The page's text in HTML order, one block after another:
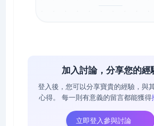
加入討論，分享您的經
登入後，您可以分享寶貴的經驗，與
心得。
每一則有意義的留言都能獲得
立即登入參與討論